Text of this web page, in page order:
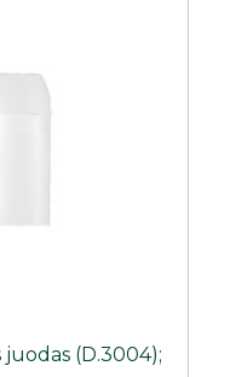
juodas (D.3004);